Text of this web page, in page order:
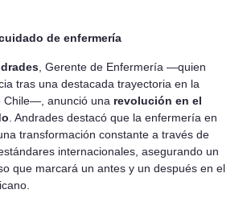
de enfermería
, Gerente de Enfermería —quien
tras una destacada trayectoria en la
Chile—, anunció una revolución en el
. Andrades destacó que la enfermería en
transformación constante a través de
internacionales, asegurando un
que marcará un antes y un después en el